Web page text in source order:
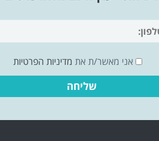
אני מאשר/ת את מדיניות הפרטיות